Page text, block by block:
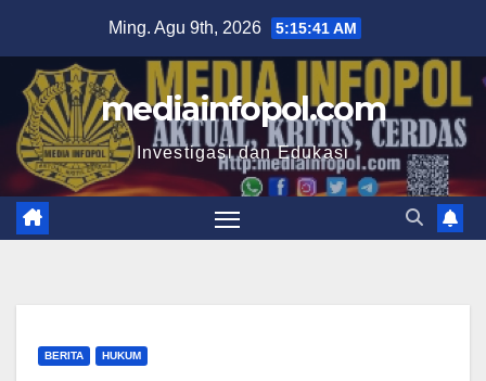
content
Ming. Agu 9th, 2026 5:15:42 AM
mediainfopol.com
Investigasi dan Edukasi
BERITA HUKUM